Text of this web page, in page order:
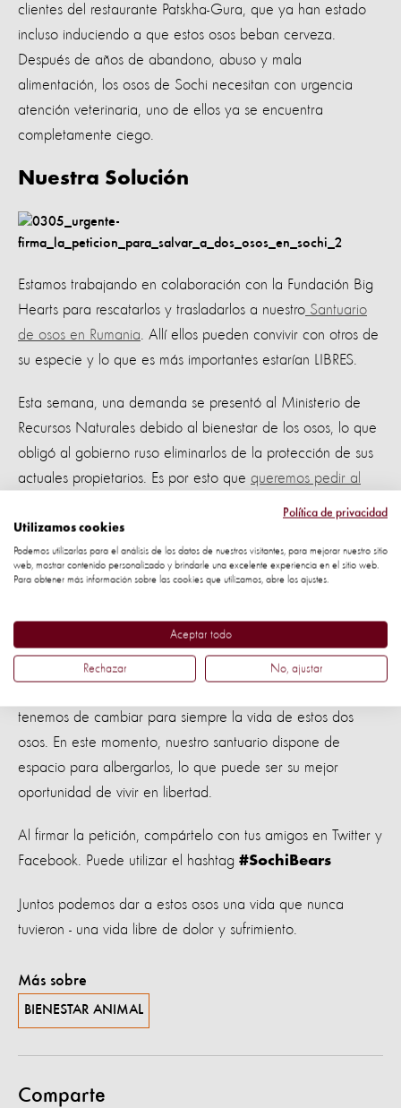
clientes del restaurante Patskha-Gura, que ya han estado
incluso induciendo a que estos osos beban cerveza.
Después de años de abandono, abuso y mala
alimentación, los osos de Sochi necesitan con urgencia
atención veterinaria, uno de ellos ya se encuentra
completamente ciego.
Nuestra Solución
Estamos trabajando en colaboración con la Fundación Big
Hearts para rescatarlos y trasladarlos a nuestro Santuario
de osos en Rumania . Allí ellos pueden convivir con otros de
su especie y lo que es más importantes estarían LIBRES.
Esta semana, una demanda se presentó al Ministerio de
Recursos Naturales debido al bienestar de los osos, lo que
obligó al gobierno ruso eliminarlos de la protección de sus
actuales propietarios. Es por esto que queremos pedir al
, llevar a los osos a un lugar seguro, lejos
de toda la suciedad y el sufrimiento. Que se permita
organizar el transporte de manera segura a nuestro
santuario en Rumania.
Firma nuestra petición
¡Aporta tu granito de arena!
Cuantas más personas firmen
tenemos de cambiar para siempre la vida de estos dos
osos. En este momento, nuestro santuario dispone de
espacio para albergarlos, lo que puede ser su mejor
oportunidad de vivir en libertad.
Al firmar la petición, compártelo con tus amigos en Twitter y
Facebook. Puede utilizar el hashtag #SochiBears
Juntos podemos dar a estos osos una vida que nunca
tuvieron - una vida libre de dolor y sufrimiento.
Más sobre
BIENESTAR ANIMAL
Comparte
Política de privacidad
Utilizamos cookies
Podemos utilizarlas para el análisis de los datos de nuestros visitantes, para mejorar nuestro sitio
web, mostrar contenido personalizado y brindarle una excelente experiencia en el sitio web.
Para obtener más información sobre las cookies que utilizamos, abre los ajustes.
Aceptar todo
Rechazar No, ajustar